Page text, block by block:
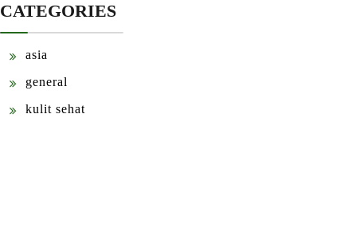
CATEGORIES
asia
general
kulit sehat